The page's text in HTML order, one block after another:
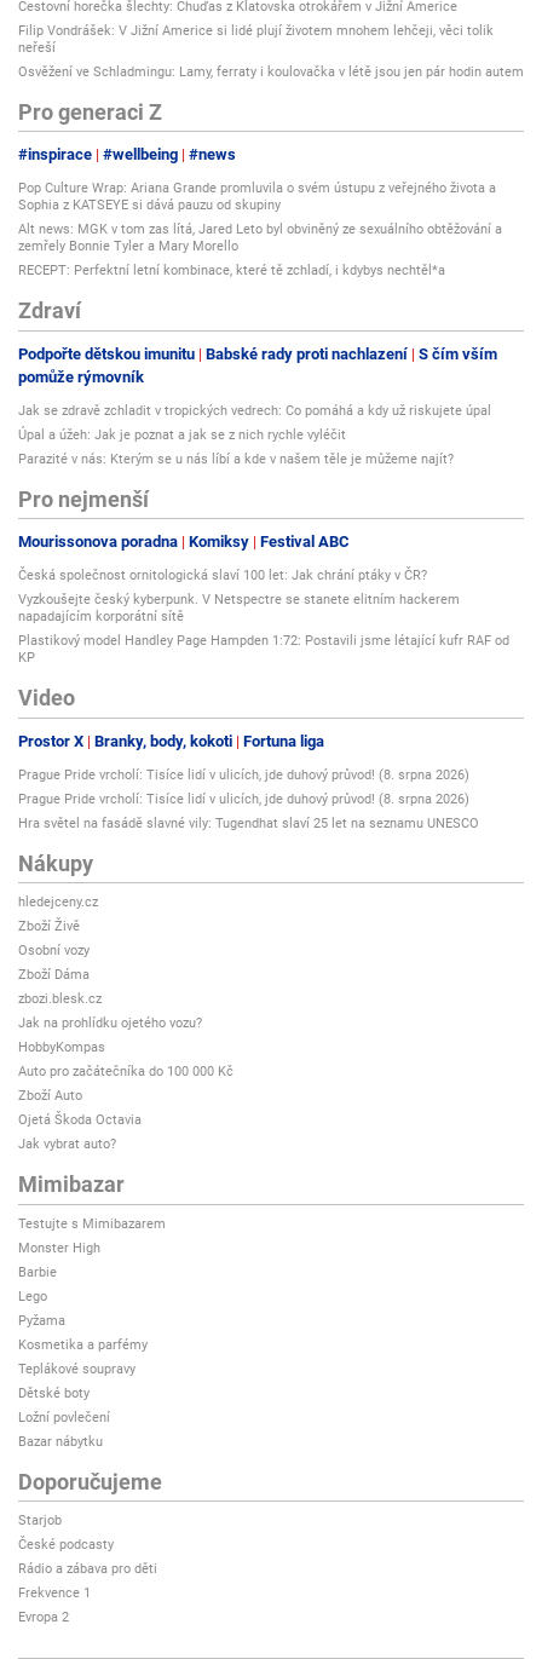
Cestovní horečka šlechty: Chuďas z Klatovska otrokářem v Jižní Americe
Filip Vondrášek: V Jižní Americe si lidé plují životem mnohem lehčeji, věci tolik
neřeší
Osvěžení ve Schladmingu: Lamy, ferraty i koulovačka v létě jsou jen pár hodin autem
Pro generaci Z
#inspirace #wellbeing #news
Pop Culture Wrap: Ariana Grande promluvila o svém ústupu z veřejného života a
Sophia z KATSEYE si dává pauzu od skupiny
Alt news: MGK v tom zas lítá, Jared Leto byl obviněný ze sexuálního obtěžování a
zemřely Bonnie Tyler a Mary Morello
RECEPT: Perfektní letní kombinace, které tě zchladí, i kdybys nechtěl*a
Zdraví
Podpořte dětskou imunitu Babské rady proti nachlazení S čím vším
pomůže rýmovník
Jak se zdravě zchladit v tropických vedrech: Co pomáhá a kdy už riskujete úpal
Úpal a úžeh: Jak je poznat a jak se z nich rychle vyléčit
Parazité v nás: Kterým se u nás líbí a kde v našem těle je můžeme najít?
Pro nejmenší
Mourissonova poradna Komiksy Festival ABC
Česká společnost ornitologická slaví 100 let: Jak chrání ptáky v ČR?
Vyzkoušejte český kyberpunk. V Netspectre se stanete elitním hackerem
napadajícím korporátní sítě
Plastikový model Handley Page Hampden 1:72: Postavili jsme létající kufr RAF od
KP
Video
Prostor X Branky, body, kokoti Fortuna liga
Prague Pride vrcholí: Tisíce lidí v ulicích, jde duhový průvod! (8. srpna 2026)
Prague Pride vrcholí: Tisíce lidí v ulicích, jde duhový průvod! (8. srpna 2026)
Hra světel na fasádě slavné vily: Tugendhat slaví 25 let na seznamu UNESCO
Nákupy
hledejceny.cz
Zboží Živě
Osobní vozy
Zboží Dáma
zbozi.blesk.cz
Jak na prohlídku ojetého vozu?
HobbyKompas
Auto pro začátečníka do 100 000 Kč
Zboží Auto
Ojetá Škoda Octavia
Jak vybrat auto?
Mimibazar
Testujte s Mimibazarem
Monster High
Barbie
Lego
Pyžama
Kosmetika a parfémy
Teplákové soupravy
Dětské boty
Ložní povlečení
Bazar nábytku
Doporučujeme
Starjob
České podcasty
Rádio a zábava pro děti
Frekvence 1
Evropa 2